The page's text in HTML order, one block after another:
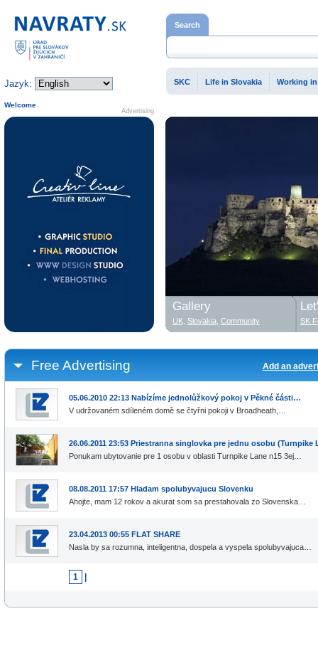
Free Advertising Add an
05.06.2010 22:13 Nabízíme jednolůžkový pokoj v Pěkné části…
V udržovaném sdíleném domě se čtyřni pokoji v Broadheath,…
26.06.2011 23:53 Priestranna singlovka pre jednu osobu (Turnpike
Ponukam ubytovanie pre 1 osobu v oblasti Turnpike Lane n15 3ej…
08.08.2011 17:57 Hladam spolubyvajucu Slovenku
Ahojte, mam 12 rokov a akurat som sa prestahovala zo Slovenska…
23.04.2013 00:55 FLAT SHARE
Nasla by sa rozumna, inteligentna, dospela a vyspela spolubyvajuca…
1
Home page
Jazyk:
Search
SKC Life in Slovakia Working in
Advertising
Welcome
Gallery
UK, Slovakia Community SK